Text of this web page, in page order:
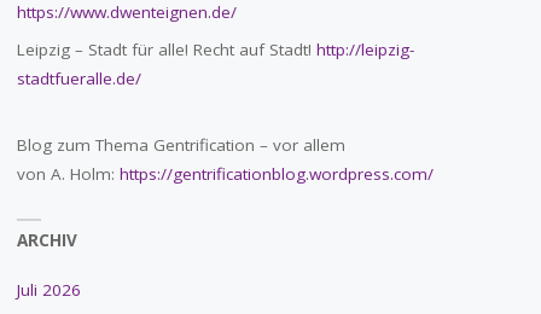
https://www.dwenteignen.de/
Leipzig – Stadt für alle! Recht auf Stadt! http://leipzig-
stadtfueralle.de/
Blog zum Thema Gentrification – vor allem
von A. Holm: https://gentrificationblog.wordpress.com/
ARCHIV
Juli 2026